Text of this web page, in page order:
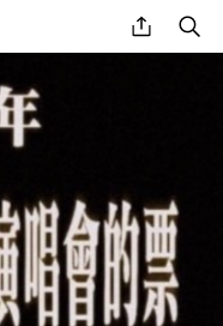
share